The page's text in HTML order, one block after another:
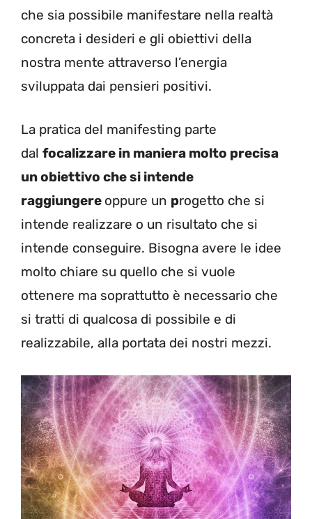
che sia possibile manifestare nella realtà
concreta i desideri e gli obiettivi della
nostra mente attraverso l’energia
sviluppata dai pensieri positivi.
La pratica del manifesting parte
dal focalizzare in maniera molto precisa
un obiettivo che si intende
raggiungere oppure un progetto che si
intende realizzare o un risultato che si
intende conseguire. Bisogna avere le idee
molto chiare su quello che si vuole
ottenere ma soprattutto è necessario che
si tratti di qualcosa di possibile e di
realizzabile, alla portata dei nostri mezzi.